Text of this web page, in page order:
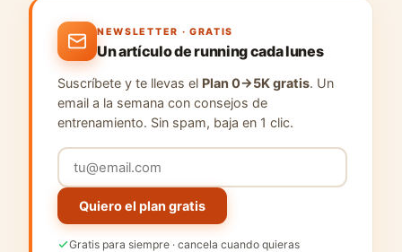
NEWSLETTER · GRATIS
Un artículo de running cada lunes
Suscríbete y te llevas el Plan 0→5K gratis. Un
email a la semana con consejos de
entrenamiento. Sin spam, baja en 1 clic.
Quiero el plan gratis
Gratis para siempre · cancela cuando quieras